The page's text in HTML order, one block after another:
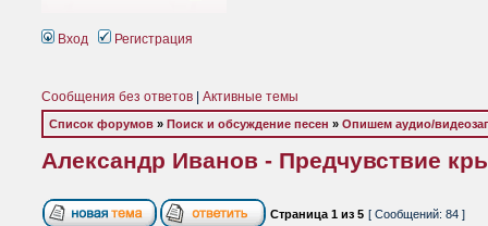
Вход Регистрация
Сообщения без ответов Активные темы
Список форумов » Поиск и обсуждение песен » Опишем аудио/
Александр Иванов - Предчувствие
Страница 1 из 5 [ Сообщений: 84 ]